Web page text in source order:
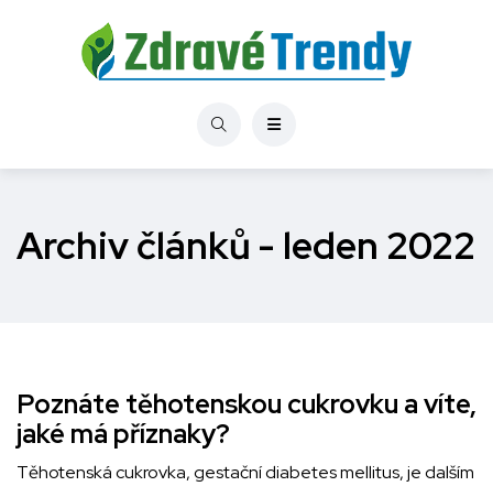
Archiv článků - leden 2022
Poznáte těhotenskou cukrovku a víte,
jaké má příznaky?
Těhotenská cukrovka, gestační diabetes mellitus, je dalším